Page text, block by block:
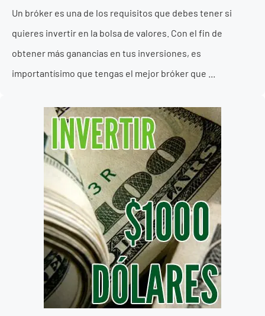
Un bróker es una de los requisitos que debes tener si
quieres invertir en la bolsa de valores. Con el fin de
obtener más ganancias en tus inversiones, es
importantísimo que tengas el mejor bróker que ...